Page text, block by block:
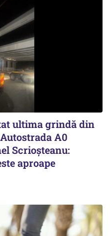
ultima grindă din
A0
Scrioșteanu:
aproape